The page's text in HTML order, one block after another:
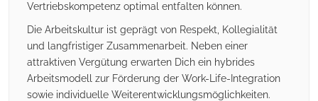
Vertriebskompetenz optimal entfalten können.
Die Arbeitskultur ist geprägt von Respekt, Kollegialität
und langfristiger Zusammenarbeit. Neben einer
attraktiven Vergütung erwarten Dich ein hybrides
Arbeitsmodell zur Förderung der Work-Life-Integration
sowie individuelle Weiterentwicklungsmöglichkeiten.